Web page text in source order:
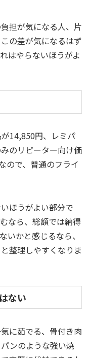
担が気になる人、片
の差が気になるはず
はやらないほうがよ
14,850円、レミパ
のリピーター向け価
ので、普通のフライ
ほうがよい部分で
なら、総額では納得
いかと感じるなら、
整理しやすくなりま
ない
に茹でる、骨付き肉
ンのような強い焼